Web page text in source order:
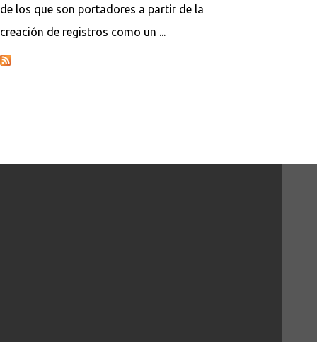
de los que son portadores a partir de la
creación de registros como un ...